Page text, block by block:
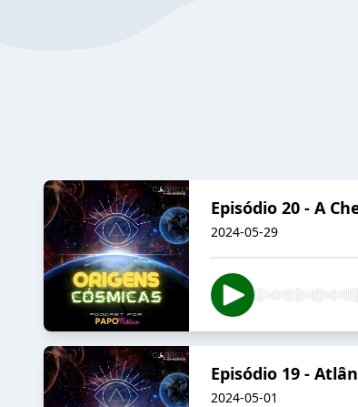
Episódio 20 - A
2024-05-29
Episódio 19 -
2024-05-01